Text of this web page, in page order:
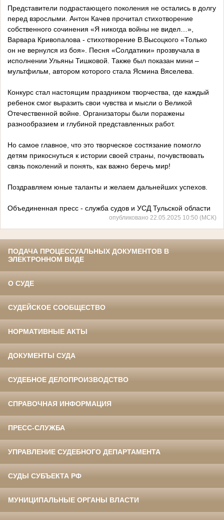
Представители подрастающего поколения не остались в долгу
перед взрослыми. Антон Качев прочитал стихотворение
собственного сочинения «Я никогда войны не видел…»,
Варвара Кривопалова - стихотворение В.Высоцкого «Только
он не вернулся из боя». Песня «Солдатики» прозвучала в
исполнении Ульяны Тишковой. Также был показан мини –
мультфильм, автором которого стала Ясмина Вяселева.
Конкурс стал настоящим праздником творчества, где каждый
ребенок смог выразить свои чувства и мысли о Великой
Отечественной войне. Организаторы были поражены
разнообразием и глубиной представленных работ.
Но самое главное, что это творческое состязание помогло
детям прикоснуться к истории своей страны, почувствовать
связь поколений и понять, как важно беречь мир!
Поздравляем юные таланты и желаем дальнейших успехов.
Объединенная пресс - служба судов и УСД Тульской области
опубликовано 22.05.2025 10:50 (МСК)
ПОДАЧА ПРОЦЕССУАЛЬНЫХ ДОКУМЕНТОВ В
ЭЛЕКТРОННОМ ВИДЕ
О СУДЕ
СУДЕЙСКОЕ СООБЩЕСТВО
НОРМАТИВНЫЕ АКТЫ
ДОКУМЕНТЫ СУДА
СУДЕБНОЕ ДЕЛОПРОИЗВОДСТВО
СПРАВОЧНАЯ ИНФОРМАЦИЯ
ПРЕСС-СЛУЖБА
УПРАВЛЕНИЕ СУДЕБНОГО ДЕПАРТАМЕНТА
СУДЫ СУБЪЕКТА РФ
МУНИЦИПАЛЬНЫЕ ОРГАНЫ ВЛАСТИ